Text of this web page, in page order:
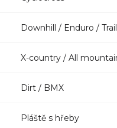
Downhill / Enduro / Trail
X-country / All
Dirt / BMX
Pláště s hřeby